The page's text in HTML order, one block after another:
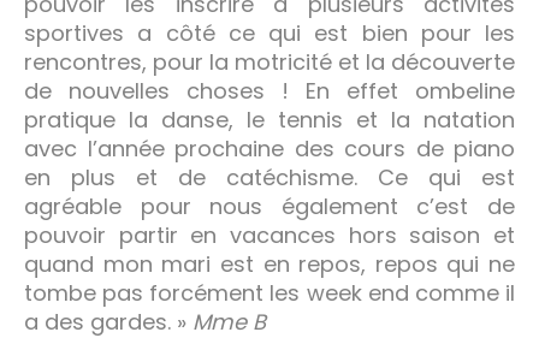
sportives a côté ce qui est bien pour les
rencontres, pour la motricité et la découverte
de nouvelles choses ! En effet ombeline
pratique la danse, le tennis et la natation
avec l’année prochaine des cours de piano
en plus et de catéchisme. Ce qui est
agréable pour nous également c’est de
pouvoir partir en vacances hors saison et
quand mon mari est en repos, repos qui ne
tombe pas forcément les week end comme il
a des gardes. » Mme B